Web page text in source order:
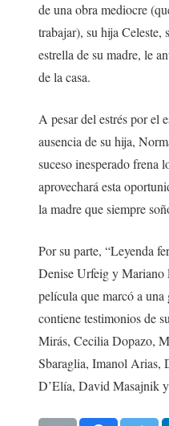
de una obra mediocre
trabajar), su hija Celeste,
estrella de su madre, le
de la casa.
A pesar del estrés por el
ausencia de su hija,
suceso inesperado frena
aprovechará esta
la madre que siempre
Por su parte, “Leyenda
Denise Urfeig y Mariano
película que marcó a
contiene testimonios de
Mirás, Cecilia Dopazo,
Sbaraglia, Imanol Arias,
D’Elía, David Masajnik